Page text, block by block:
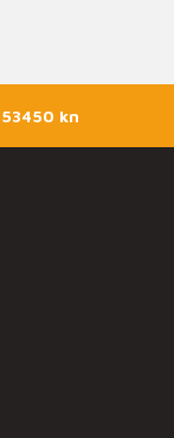
kn